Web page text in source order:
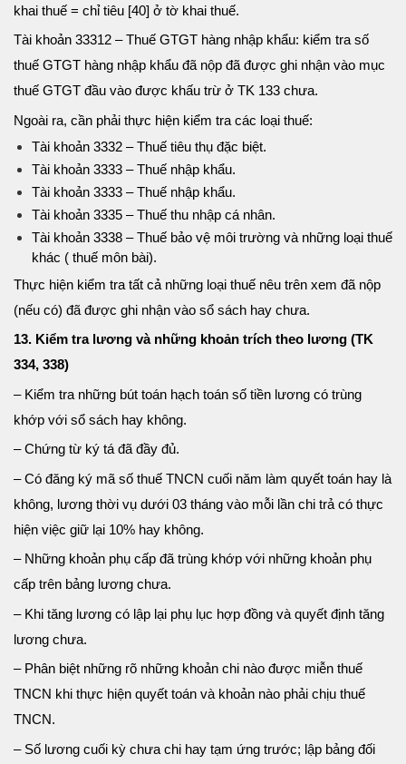
khai thuế = chỉ tiêu [40] ở tờ khai thuế.
Tài khoản 33312 – Thuế GTGT hàng nhập khẩu: kiểm tra số
thuế GTGT hàng nhập khẩu đã nộp đã được ghi nhận vào mục
thuế GTGT đầu vào được khấu trừ ở TK 133 chưa.
Ngoài ra, cần phải thực hiện kiểm tra các loại thuế:
Tài khoản 3332 – Thuế tiêu thụ đặc biệt.
Tài khoản 3333 – Thuế nhập khẩu.
Tài khoản 3333 – Thuế nhập khẩu.
Tài khoản 3335 – Thuế thu nhập cá nhân.
Tài khoản 3338 – Thuế bảo vệ môi trường và những loại thuế
khác ( thuế môn bài).
Thực hiện kiểm tra tất cả những loại thuế nêu trên xem đã nộp
(nếu có) đã được ghi nhận vào sổ sách hay chưa.
13. Kiểm tra lương và những khoản trích theo lương (TK
334, 338)
– Kiểm tra những bút toán hạch toán số tiền lương có trùng
khớp với sổ sách hay không.
– Chứng từ ký tá đã đầy đủ.
– Có đăng ký mã số thuế TNCN cuối năm làm quyết toán hay là
không, lương thời vụ dưới 03 tháng vào mỗi lần chi trả có thực
hiện việc giữ lại 10% hay không.
– Những khoản phụ cấp đã trùng khớp với những khoản phụ
cấp trên bảng lương chưa.
– Khi tăng lương có lập lại phụ lục hợp đồng và quyết định tăng
lương chưa.
– Phân biệt những rõ những khoản chi nào được miễn thuế
TNCN khi thực hiện quyết toán và khoản nào phải chịu thuế
TNCN.
– Số lương cuối kỳ chưa chi hay tạm ứng trước; lập bảng đối